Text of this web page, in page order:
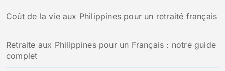
Coût de la vie aux Philippines pour un retraité français
Retraite aux Philippines pour un Français : notre guide
complet